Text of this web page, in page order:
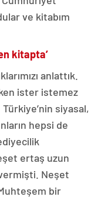
ve kitabım
kitapta’
anlattık.
ister istemez
siyasal,
hepsi de
ertaş uzun
Neşet
bir